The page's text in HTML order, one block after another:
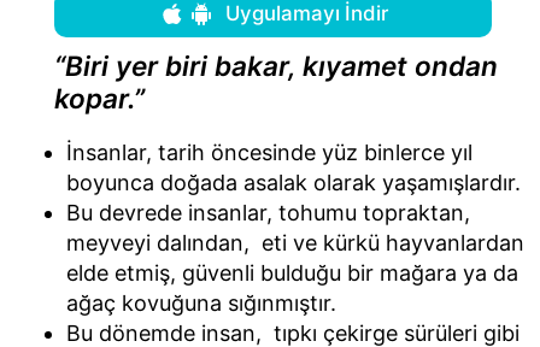
Uygulamayı İndir
“Biri yer biri bakar, kıyamet ondan
kopar.”
İnsanlar, tarih öncesinde yüz binlerce yıl
boyunca doğada asalak olarak yaşamışlardır.
Bu devrede insanlar, tohumu topraktan,
meyveyi dalından, eti ve kürkü hayvanlardan
elde etmiş, güvenli bulduğu bir mağara ya da
ağaç kovuğuna sığınmıştır.
Bu dönemde insan, tıpkı çekirge sürüleri gibi